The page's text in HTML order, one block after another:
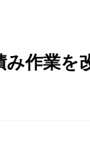
作業を